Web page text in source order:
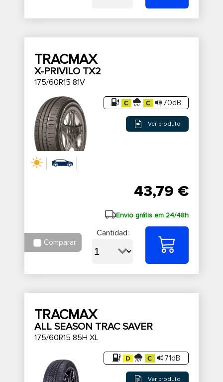
TRACMAX
X-PRIVILO TX2
175/60R15 81V
70dB
Ver produto
43,79 €
Envio grátis em 24/48h
Comparar
Cantidad:
TRACMAX
ALL SEASON TRAC SAVER
175/60R15 85H XL
71dB
Ver produto